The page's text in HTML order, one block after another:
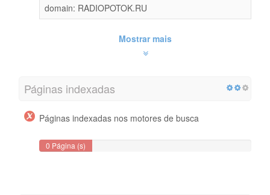
domain: RADIOPOTOK.RU
Mostrar mais
Páginas indexadas
Páginas indexadas nos motores de busca
0 Página (s)